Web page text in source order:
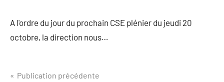
A l'ordre du jour du prochain CSE plénier du jeudi 20
octobre, la direction nous…
Publication précédente